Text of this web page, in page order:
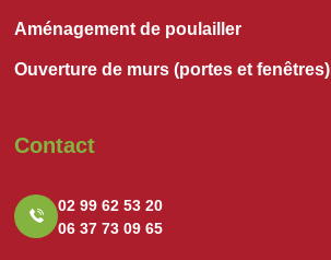
Aménagement de poulailler
Ouverture de murs (portes et fenêtres)
Contact
02 99 62 53 20
06 37 73 09 65